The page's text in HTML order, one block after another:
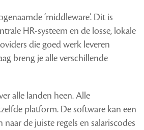
‘middleware’. Dit is
HR-systeem en de losse, lokale
die goed werk leveren
breng je alle verschillende
alle landen heen. Alle
platform. De software kan een
de juiste regels en salariscodes